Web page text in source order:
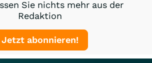
Sie nichts mehr aus der
Redaktion
Jetzt abonnieren!